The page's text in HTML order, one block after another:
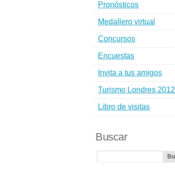
Pronósticos
Medallero virtual
Concursos
Encuestas
Invita a tus amigos
Turismo Londres 2012
Libro de visitas
Buscar